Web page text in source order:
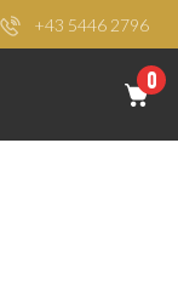
+43 5446 2796
0